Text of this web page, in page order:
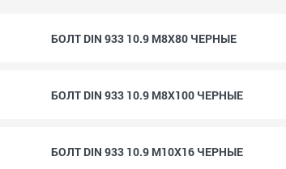
БОЛТ DIN 933 10.9 M8X80 ЧЕРНЫЕ
БОЛТ DIN 933 10.9 M8X100 ЧЕРНЫЕ
БОЛТ DIN 933 10.9 M10X16 ЧЕРНЫЕ